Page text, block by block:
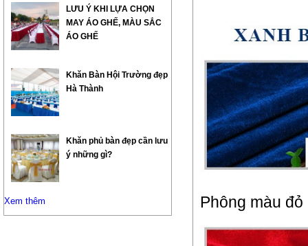
Phông màu
LƯU Ý KHI LỰA CHỌN
MAY ÁO GHẾ, MÀU SẮC
ÁO GHẾ
Khăn Bàn Hội Trường đẹp
Hà Thành
Khăn phủ bàn đẹp cần lưu
ý những gì?
Xem thêm